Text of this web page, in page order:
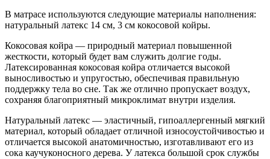
В матрасе используются следующие материалы наполнения:
натуральный латекс 14 см, 3 см кокосовой койры.
Кокосовая койра — природный материал повышенной
жесткости, который будет вам служить долгие годы.
Латексированная кокосовая койра отличается высокой
выносливостью и упругостью, обеспечивая правильную
поддержку тела во сне. Так же отлично пропускает воздух,
сохраняя благоприятный микроклимат внутри изделия.
Натуральный латекс — эластичный, гипоаллергенный мягкий
материал, который обладает отличной износоустойчивостью и
отличается высокой анатомичностью, изготавливают его из
сока каучуконосного дерева. У латекса большой срок службы